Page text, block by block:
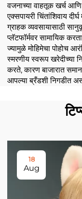
वजनाच्या वाहतूक खर्च आणि
एक्सपायरी चिंतांशिवाय
ग्राहक व्यवसायासाठी
प्लॅटफॉर्मवर सामायिक
ज्यामुळे मोहिमेचा पोहोच
स्मरणीय स्वरूप खरेदीच्या
करते, कारण बाजारात
आपल्या ब्रँडशी निगडीत
18
Aug